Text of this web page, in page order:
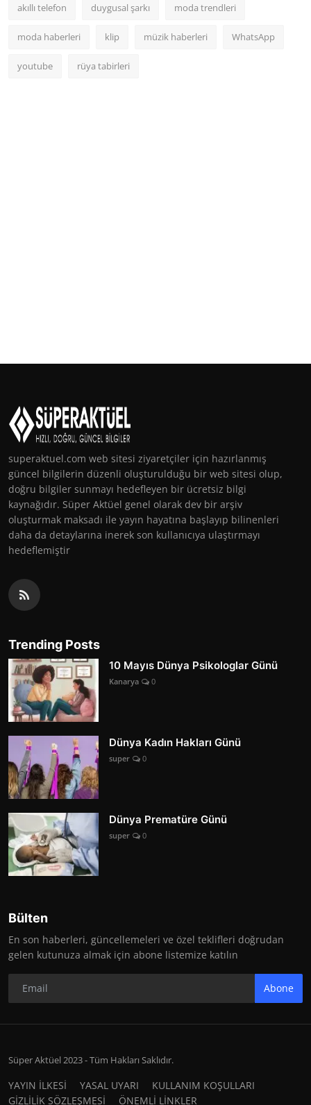
akıllı telefon duygusal şarkı moda trendleri
moda haberleri klip müzik haberleri WhatsApp
youtube rüya tabirleri
superaktuel.com web sitesi ziyaretçiler için hazırlanmış
güncel bilgilerin düzenli oluşturulduğu bir web sitesi olup,
doğru bilgiler sunmayı hedefleyen bir ücretsiz bilgi
kaynağıdır. Süper Aktüel genel olarak dev bir arşiv
oluşturmak maksadı ile yayın hayatına başlayıp bilinenleri
daha da detaylarına inerek son kullanıcıya ulaştırmayı
hedeflemiştir
Trending Posts
10 Mayıs Dünya Psikologlar Günü
Kanarya 0
Dünya Kadın Hakları Günü
super 0
Dünya Prematüre Günü
super 0
Bülten
En son haberleri, güncellemeleri ve özel teklifleri doğrudan
gelen kutunuza almak için abone listemize katılın
Abone
Süper Aktüel 2023 - Tüm Hakları Saklıdır.
YAYIN İLKESİ YASAL UYARI
KULLANIM KOŞULLARI
GİZLİLİK SÖZLEŞMESİ
ÖNEMLİ LİNKLER